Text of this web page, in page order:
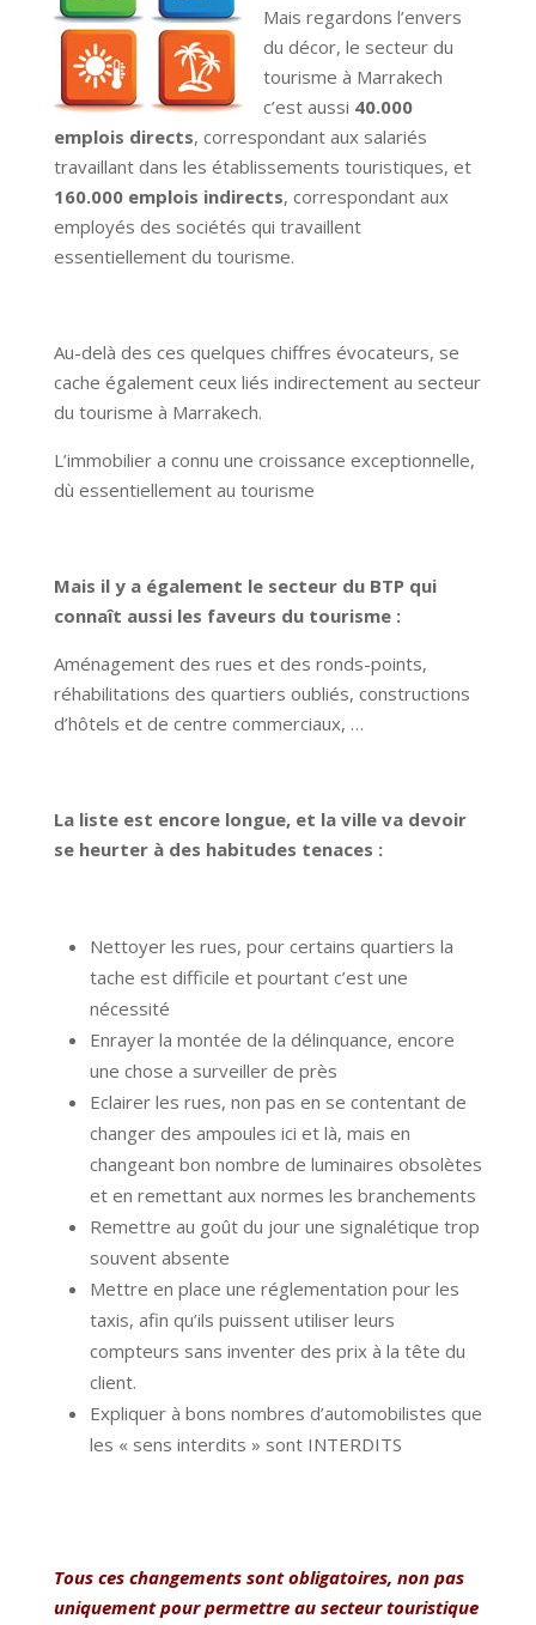
Mais regardons l’envers
du décor, le secteur du
tourisme à Marrakech
c’est aussi 40.000
emplois directs, correspondant aux salariés
travaillant dans les établissements touristiques, et
160.000 emplois indirects, correspondant aux
employés des sociétés qui travaillent
essentiellement du tourisme.
Au-delà des ces quelques chiffres évocateurs, se
cache également ceux liés indirectement au secteur
du tourisme à Marrakech.
L’immobilier a connu une croissance exceptionnelle,
dù essentiellement au tourisme
Mais il y a également le secteur du BTP qui
connaît aussi les faveurs du tourisme :
Aménagement des rues et des ronds-points,
réhabilitations des quartiers oubliés, constructions
d’hôtels et de centre commerciaux, …
La liste est encore longue, et la ville va devoir
se heurter à des habitudes tenaces :
Nettoyer les rues, pour certains quartiers la
tache est difficile et pourtant c’est une
nécessité
Enrayer la montée de la délinquance, encore
une chose a surveiller de près
Eclairer les rues, non pas en se contentant de
changer des ampoules ici et là, mais en
changeant bon nombre de luminaires obsolètes
et en remettant aux normes les branchements
Remettre au goût du jour une signalétique trop
souvent absente
Mettre en place une réglementation pour les
taxis, afin qu’ils puissent utiliser leurs
compteurs sans inventer des prix à la tête du
client.
Expliquer à bons nombres d’automobilistes que
les « sens interdits » sont INTERDITS
Tous ces changements sont obligatoires, non pas
uniquement pour permettre au secteur touristique